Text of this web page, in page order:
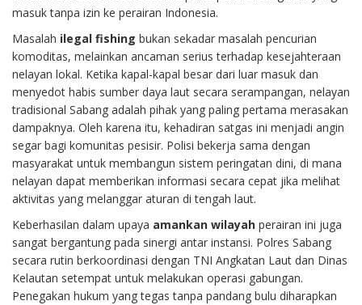
masuk tanpa izin ke perairan Indonesia.
Masalah ilegal fishing bukan sekadar masalah pencurian
komoditas, melainkan ancaman serius terhadap kesejahteraan
nelayan lokal. Ketika kapal-kapal besar dari luar masuk dan
menyedot habis sumber daya laut secara serampangan, nelayan
tradisional Sabang adalah pihak yang paling pertama merasakan
dampaknya. Oleh karena itu, kehadiran satgas ini menjadi angin
segar bagi komunitas pesisir. Polisi bekerja sama dengan
masyarakat untuk membangun sistem peringatan dini, di mana
nelayan dapat memberikan informasi secara cepat jika melihat
aktivitas yang melanggar aturan di tengah laut.
Keberhasilan dalam upaya amankan wilayah perairan ini juga
sangat bergantung pada sinergi antar instansi. Polres Sabang
secara rutin berkoordinasi dengan TNI Angkatan Laut dan Dinas
Kelautan setempat untuk melakukan operasi gabungan.
Penegakan hukum yang tegas tanpa pandang bulu diharapkan